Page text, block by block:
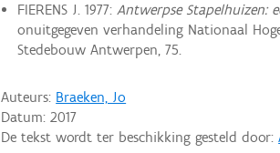
FIERENS J. 1977: Antwerpse Stapelhuizen:
onuitgegeven verhandeling Nationaal
Stedebouw Antwerpen, 75.
Auteurs: Braeken, Jo
Datum:2017
De tekst wordt ter beschikking gesteld door: